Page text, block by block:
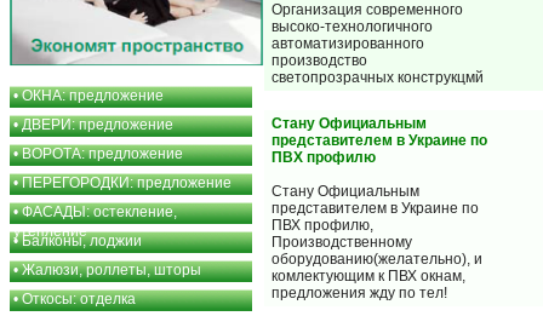
•ОКНА: предложение
•ДВЕРИ: предложение
•ВОРОТА: предложение
•ПЕРЕГОРОДКИ: предложение
•ФАСАДЫ: остекление,
утепление
•Балконы, лоджии
•Жалюзи, роллеты, шторы
•Откосы: отделка
Организация современного
высоко-технологичного
автоматизированного
производство
светопрозрачных конструкцмй
Стану Официальным
представителем в Украине по
ПВХ профилю
Стану Официальным
представителем в Украине по
ПВХ профилю,
Производственному
оборудованию(желательно), и
комлектующим к ПВХ окнам,
предложения жду по тел!